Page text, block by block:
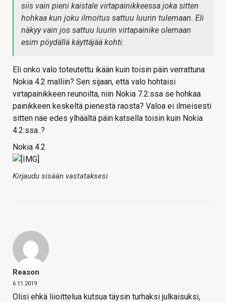
siis vain pieni kaistale virtapainikkeessa joka sitten
hohkaa kun joku ilmoitus sattuu luurin tulemaan. Eli
näkyy vain jos sattuu luurin virtapainike olemaan
esim pöydällä käyttäjää kohti.
Eli onko valo toteutettu ikään kuin toisin päin verrattuna
Nokia 4.2 malliin? Sen sijaan, että valo hohtaisi
virtapainikkeen reunoilta, niin Nokia 7.2:ssa se hohkaa
painikkeen keskeltä pienestä raosta? Valoa ei ilmeisesti
sitten näe edes ylhäältä päin katsella toisin kuin Nokia
4.2:ssa..?
Nokia 4.2
Kirjaudu sisään vastataksesi
Reason
6.11.2019
Olisi ehkä liioittelua kutsua täysin turhaksi julkaisuksi,